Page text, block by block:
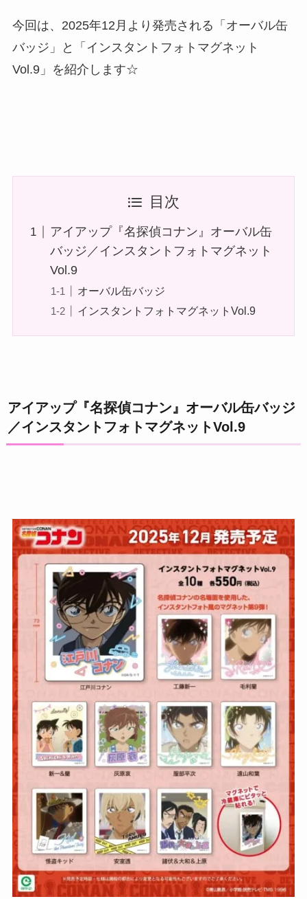
今回は、2025年12月より発売される「オーバル缶
バッジ」と「インスタントフォトマグネット
Vol.9」を紹介します☆
目次
アイアップ『名探偵コナン』オーバル缶
バッジ／インスタントフォトマグネット
Vol.9
オーバル缶バッジ
インスタントフォトマグネットVol.9
アイアップ『名探偵コナン』オーバル缶バッジ
／インスタントフォトマグネットVol.9